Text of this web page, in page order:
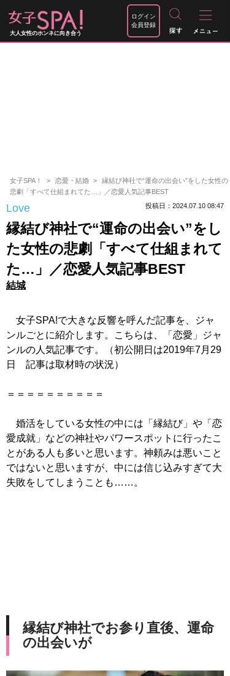
大人女性のホンネに向き合う
ログイン
会員登録
女子SPA！ 恋愛・結婚
縁結び神社で“運命の出会い”をした女性の
悲劇「すべて仕組まれてた…」／恋愛人気記事BEST
Love 投稿日：2024.07.10 08:47
縁結び神社で“運命の出会い”をし
た女性の悲劇「すべて仕組まれて
た…」／恋愛人気記事BEST
結城
女子SPA!で大きな反響を呼んだ記事を、ジャ
ンルごとに紹介します。こちらは、「恋愛」ジャ
ンルの人気記事です。（初公開日は2019年7月29
日 記事は取材時の状況）
＝＝＝＝＝＝＝＝＝＝
婚活をしている女性の中には「縁結び」や「恋
愛成就」などの神社やパワースポットに行ったこ
とがある人も多いと思います。神頼みは悪いこと
ではないと思いますが、中には信じ込みすぎて大
失敗をしてしまうことも……。
縁結び神社でお参り直後、運命
の出会いが